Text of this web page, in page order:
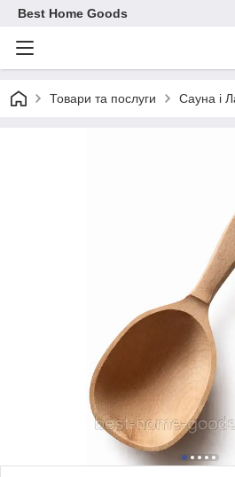
Best Home Goods
Товари та послуги Сауна і